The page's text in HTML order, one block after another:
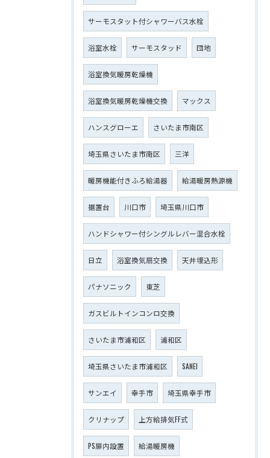
サーモスタット付シャワーバス水栓
浴室水栓 サーモスタッド 団地
浴室換気暖房乾燥機
浴室換気暖房乾燥機交換 マックス
ハンスグローエ さいたま市南区
埼玉県さいたま市南区 三洋
暖房機能付きふろ給湯器 給湯暖房熱源機
据置台 川口市 埼玉県川口市
ハンドシャワー付シングルレバー混合水栓
日立 浴室換気扇交換 天井埋込形
パナソニック 東芝
ガスビルトインコンロ交換
さいたま市浦和区 浦和区
埼玉県さいたま市浦和区 SANEI
サンエイ 幸手市 埼玉県幸手市
クリナップ 上方給排気FF式
PS扉内設置 給湯暖房機